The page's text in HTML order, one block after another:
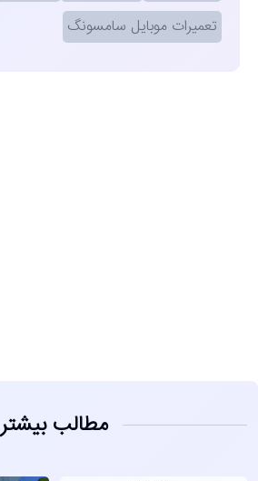
تعمیرات موبایل سامسونگ
مطالب بیشتر